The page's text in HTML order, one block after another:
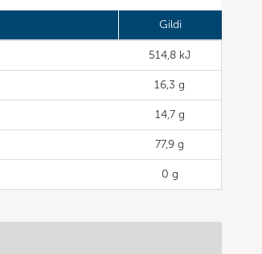
Gildi
514,8 kJ
16,3 g
14,7 g
77,9 g
0 g